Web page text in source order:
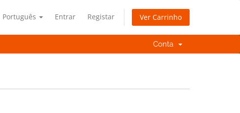
Português Entrar Registar Ver Carrinho
Conta